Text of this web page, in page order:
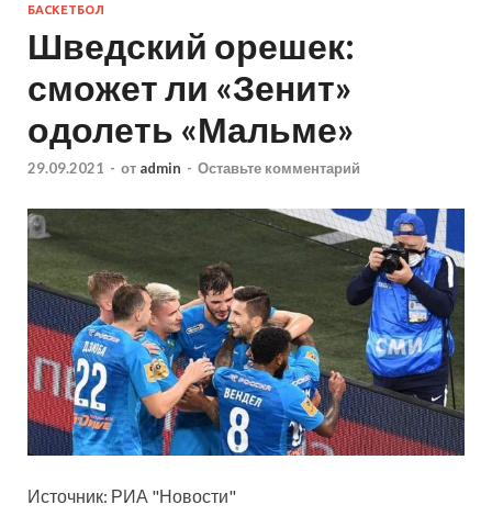
БАСКЕТБОЛ
Шведский орешек:
сможет ли «Зенит»
одолеть «Мальме»
29.09.2021 - от admin - Оставьте комментарий
Источник: РИА "Новости"